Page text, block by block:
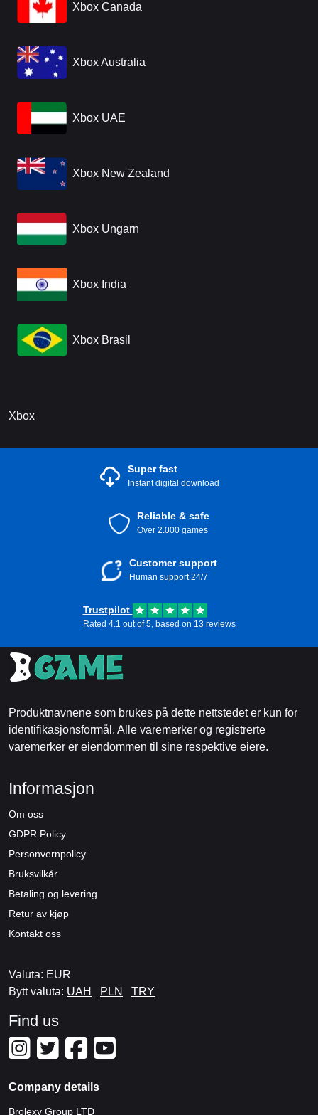
Xbox Canada
Xbox Australia
Xbox UAE
Xbox New Zealand
Xbox Ungarn
Xbox India
Xbox Brasil
Xbox
Super fast
Instant digital download
Reliable & safe
Over 2.000 games
Customer support
Human support 24/7
Trustpilot
Rated 4.1 out of 5, based on 13 reviews
Produktnavnene som brukes på dette nettstedet er kun for
identifikasjonsformål. Alle varemerker og registrerte
varemerker er eiendommen til sine respektive eiere.
Informasjon
Om oss
GDPR Policy
Personvernpolicy
Bruksvilkår
Betaling og levering
Retur av kjøp
Kontakt oss
Valuta: EUR
Bytt valuta: UAH PLN TRY
Find us
Company details
Brolexy Group LTD